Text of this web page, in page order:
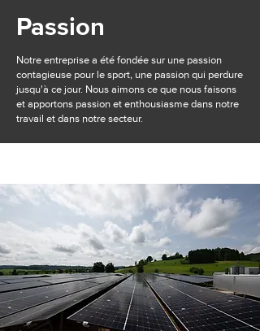
Passion
Notre entreprise a été fondée sur une passion
contagieuse pour le sport, une passion qui perdure
jusqu'à ce jour. Nous aimons ce que nous faisons
et apportons passion et enthousiasme dans notre
travail et dans notre secteur.